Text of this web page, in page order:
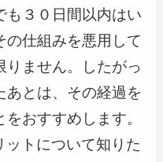
も３０日間以内はい
の仕組みを悪用して
りません。したがっ
あとは、その経過を
おすすめします。
ットについて知りた